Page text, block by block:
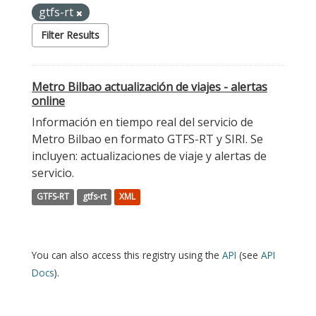
gtfs-rt
Filter Results
Metro Bilbao actualización de viajes - alertas
online
Información en tiempo real del servicio de
Metro Bilbao en formato GTFS-RT y SIRI. Se
incluyen: actualizaciones de viaje y alertas de
servicio.
GTFS-RT gtfs-rt XML
You can also access this registry using the API (see API
Docs).